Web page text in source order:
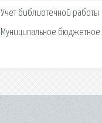
Учет библиотечной работы
Муниципальное бюджетное.